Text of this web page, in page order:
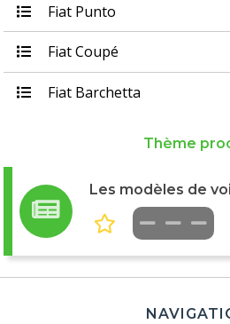
Fiat Punto
Fiat Coupé
Fiat Barchetta
Thème
Les modèles de